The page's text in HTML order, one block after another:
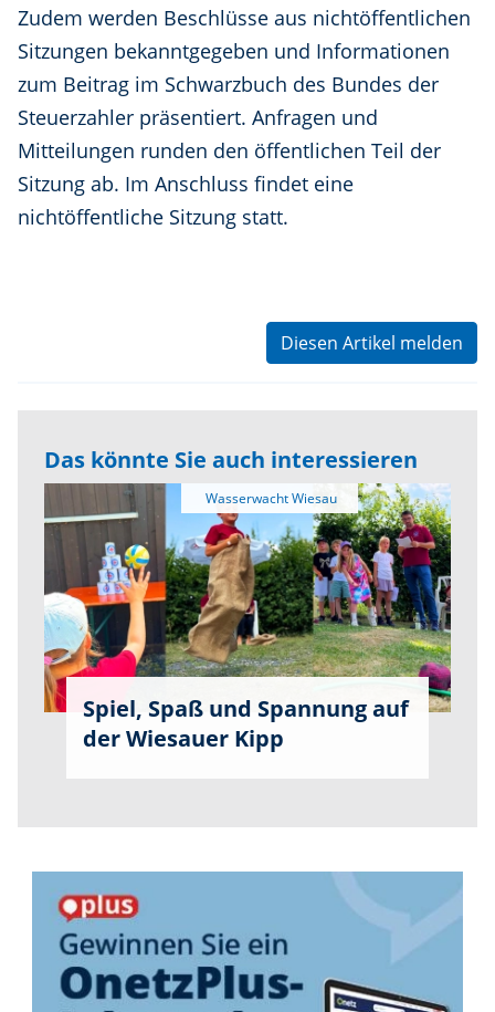
Zudem werden Beschlüsse aus nichtöffentlichen
Sitzungen bekanntgegeben und Informationen
zum Beitrag im Schwarzbuch des Bundes der
Steuerzahler präsentiert. Anfragen und
Mitteilungen runden den öffentlichen Teil der
Sitzung ab. Im Anschluss findet eine
nichtöffentliche Sitzung statt.
Diesen Artikel melden
Das könnte Sie auch interessieren
Spiel, Spaß und Spannung auf
der Wiesauer Kipp